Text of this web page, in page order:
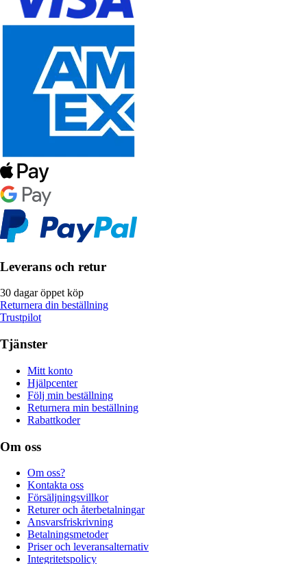
Leverans och retur
30 dagar öppet köp
Returnera din beställning
Trustpilot
Tjänster
Mitt konto
Hjälpcenter
Följ min beställning
Returnera min beställning
Rabattkoder
Om oss
Om oss?
Kontakta oss
Försäljningsvillkor
Returer och återbetalningar
Ansvarsfriskrivning
Betalningsmetoder
Priser och leveransalternativ
Integritetspolicy